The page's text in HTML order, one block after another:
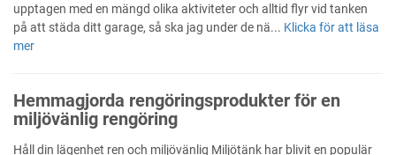
upptagen med en mängd olika aktiviteter och alltid flyr vid tanken
på att städa ditt garage, så ska jag under de nä... Klicka för att läsa
mer
Hemmagjorda rengöringsprodukter för en
miljövänlig rengöring
Håll din lägenhet ren och miljövänlig Miljötänk har blivit en populär